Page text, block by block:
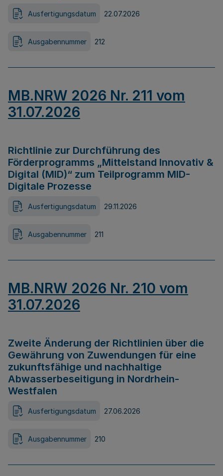
Ausfertigungsdatum 22.07.2026
Ausgabennummer 212
MB.NRW 2026 Nr. 211 vom
31.07.2026
Richtlinie zur Durchführung des
Förderprogramms „Mittelstand Innovativ &
Digital (MID)“ zum Teilprogramm MID-
Digitale Prozesse
Ausfertigungsdatum 29.11.2026
Ausgabennummer 211
MB.NRW 2026 Nr. 210 vom
31.07.2026
Zweite Änderung der Richtlinien über die
Gewährung von Zuwendungen für eine
zukunftsfähige und nachhaltige
Abwasserbeseitigung in Nordrhein-
Westfalen
Ausfertigungsdatum 27.06.2026
Ausgabennummer 210